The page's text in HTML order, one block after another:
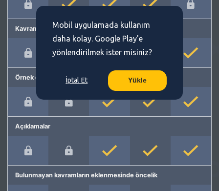
Kavram önerme
Örnek cümleler
Açıklamalar
Bulunmayan kavramların eklenmesinde öncelik
Mobil uygulamada kullanım
daha kolay. Google Play'e
yönlendirilmek ister misiniz?
İptal Et Yükle